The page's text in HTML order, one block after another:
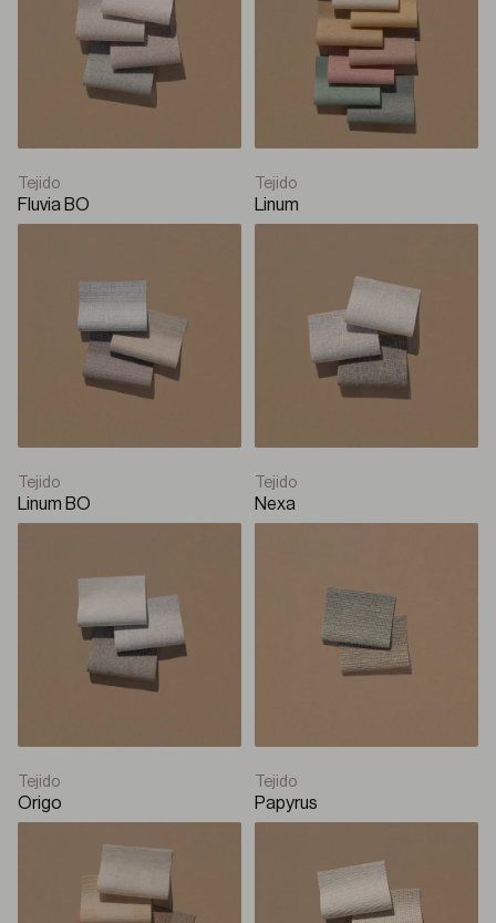
Tejido
Fluvia BO
Tejido
Linum
Tejido
Linum BO
Tejido
Nexa
Tejido
Origo
Tejido
Papyrus